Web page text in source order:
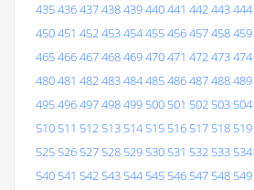
435436437438439440441 442443444
450451 452453454455456457458459
465466467468469470471 472473474
480481 482483484485486487488489
495496497498499 500 501 502 503 504
510 511 512 513 514 515 516 517 518 519
525 526 527 528 529 530 531 532 533 534
540 541 542 543 544 545 546 547 548 549